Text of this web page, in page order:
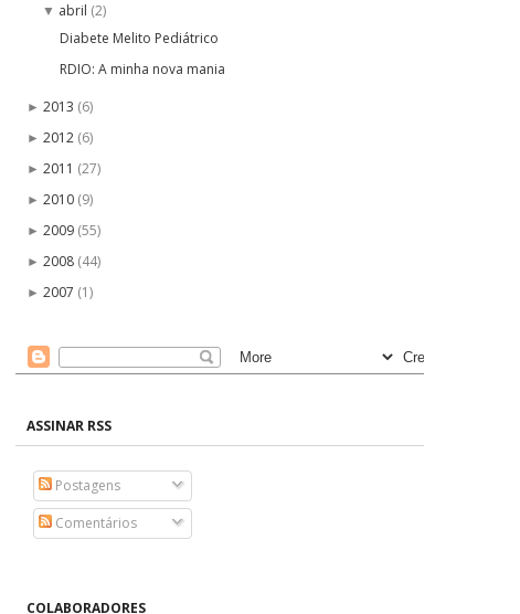
▼ abril (2)
Diabete Melito Pediátrico
RDIO: A minha nova mania
► 2013 (6)
► 2012 (6)
► 2011 (27)
► 2010 (9)
► 2009 (55)
► 2008 (44)
► 2007 (1)
ASSINAR RSS
Postagens
Comentários
COLABORADORES